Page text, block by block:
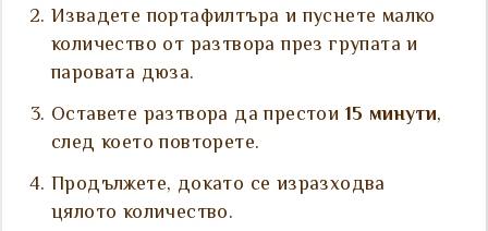
Извадете портафилтъра и пуснете малко
количество от разтвора през групата и
паровата дюза.
Оставете разтвора да престои 15 минути,
след което повторете.
Продължете, докато се изразходва
цялото количество.